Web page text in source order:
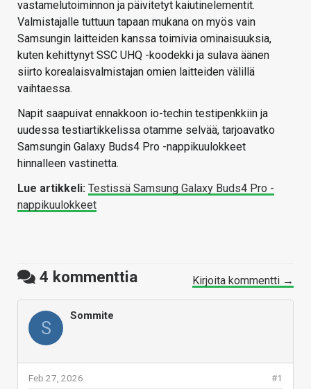
vastamelutoiminnon ja päivitetyt kaiutinelementit.
Valmistajalle tuttuun tapaan mukana on myös vain
Samsungin laitteiden kanssa toimivia ominaisuuksia,
kuten kehittynyt SSC UHQ -koodekki ja sulava äänen
siirto korealaisvalmistajan omien laitteiden välillä
vaihtaessa.
Napit saapuivat ennakkoon io-techin testipenkkiin ja
uudessa testiartikkelissa otamme selvää, tarjoavatko
Samsungin Galaxy Buds4 Pro -nappikuulokkeet
hinnalleen vastinetta.
Lue artikkeli: Testissä Samsung Galaxy Buds4 Pro -
nappikuulokkeet
4 kommenttia Kirjoita kommentti →
S
Sommite
#1
Feb 27, 2026